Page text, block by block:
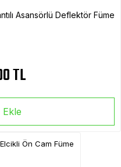
Asansörlü Deflektör Füme
TL
Ekle